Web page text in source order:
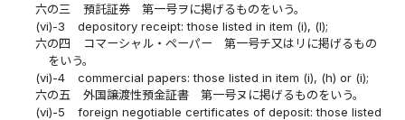
六の三
預託証券 第一号ヲに掲げるものをいう。
(vi)-3
depository receipt: those listed in item (i), (l);
六の四
コマーシャル・ペーパー 第一号チ又はリに掲げるもの
をいう。
(vi)-4
commercial papers: those listed in item (i), (h) or (i);
六の五
外国譲渡性預金証書 第一号ヌに掲げるものをいう。
(vi)-5
foreign negotiable certificates of deposit: those listed